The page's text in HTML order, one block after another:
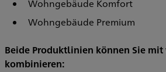
Wohngebäude Komfort
Wohngebäude Premium
Beide Produktlinien können Sie mit
kombinieren: